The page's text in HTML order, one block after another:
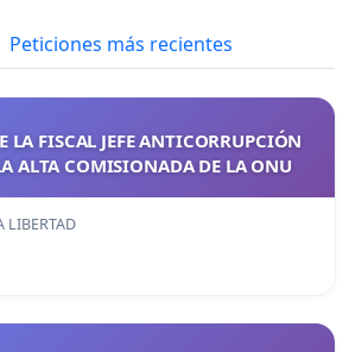
Peticiones más recientes
LA FISCAL JEFE ANTICORRUPCIÓN
ALTA COMISIONADA DE LA ONU
LIBERTAD